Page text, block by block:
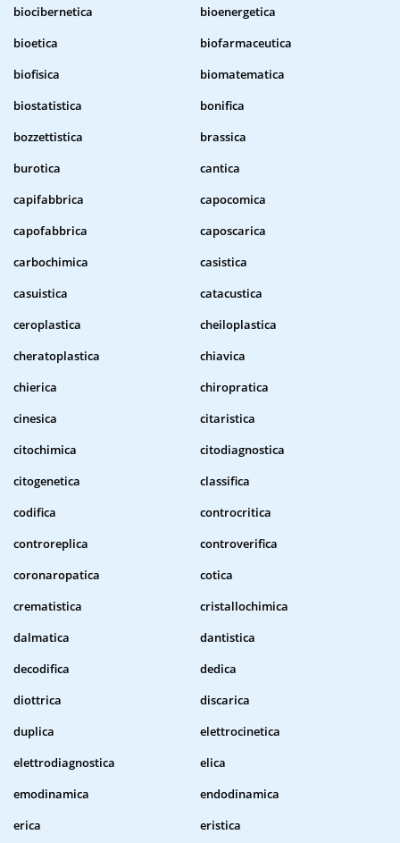
biocibernetica
bioenergetica
bioetica
biofarmaceutica
biofisica
biomatematica
biostatistica
bonifica
bozzettistica
brassica
burotica
cantica
capifabbrica
capocomica
capofabbrica
caposcarica
carbochimica
casistica
casuistica
catacustica
ceroplastica
cheiloplastica
cheratoplastica
chiavica
chierica
chiropratica
cinesica
citaristica
citochimica
citodiagnostica
citogenetica
classifica
codifica
controcritica
controreplica
controverifica
coronaropatica
cotica
crematistica
cristallochimica
dalmatica
dantistica
decodifica
dedica
diottrica
discarica
duplica
elettrocinetica
elettrodiagnostica
elica
emodinamica
endodinamica
erica
eristica